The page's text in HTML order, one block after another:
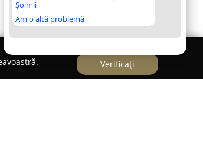
Șoimii
Am o altă problemă
Verificați